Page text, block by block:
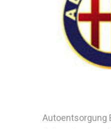
Autoentsorgung